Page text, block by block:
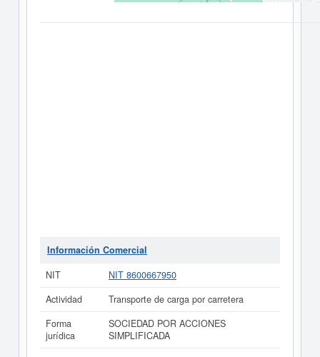
Información Comercial
NIT
NIT 8600667950
Actividad
Transporte de carga por carretera
Forma
jurídica
SOCIEDAD POR ACCIONES
SIMPLIFICADA